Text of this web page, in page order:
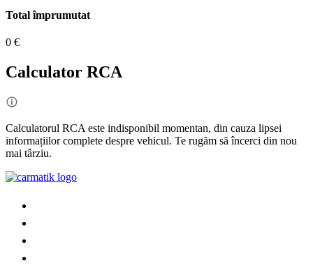
Total împrumutat
0 €
Calculator RCA
Calculatorul RCA este indisponibil momentan, din cauza lipsei
informațiilor complete despre vehicul. Te rugăm să încerci din nou
mai târziu.